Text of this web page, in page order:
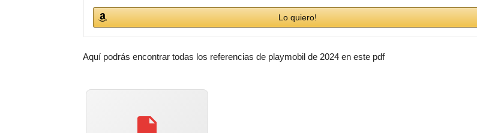
Lo quiero!
Aquí podrás encontrar todas los referencias de playmobil de 2024 en este pdf